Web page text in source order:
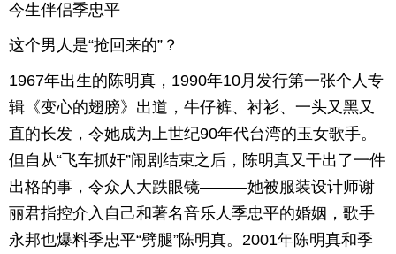
今生伴侣季忠平
这个男人是“抢回来的”？
1967年出生的陈明真，1990年10月发行第一张个人专
辑《变心的翅膀》出道，牛仔裤、衬衫、一头又黑又
直的长发，令她成为上世纪90年代台湾的玉女歌手。
但自从“飞车抓奸”闹剧结束之后，陈明真又干出了一件
出格的事，令众人大跌眼镜———她被服装设计师谢
丽君指控介入自己和著名音乐人季忠平的婚姻，歌手
永邦也爆料季忠平“劈腿”陈明真。2001年陈明真和季